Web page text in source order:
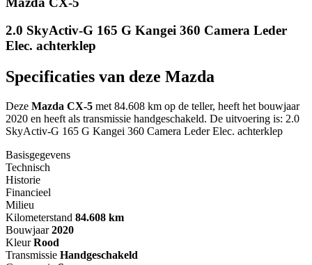
2.0 SkyActiv-G 165 G Kangei 360 Camera Leder
Elec. achterklep
Specificaties van deze Mazda
Deze Mazda CX-5 met 84.608 km op de teller, heeft het bouwjaar
2020 en heeft als transmissie handgeschakeld. De uitvoering is: 2.0
SkyActiv-G 165 G Kangei 360 Camera Leder Elec. achterklep
Basisgegevens
Technisch
Historie
Financieel
Milieu
Kilometerstand 84.608 km
Bouwjaar 2020
Kleur Rood
Transmissie Handgeschakeld